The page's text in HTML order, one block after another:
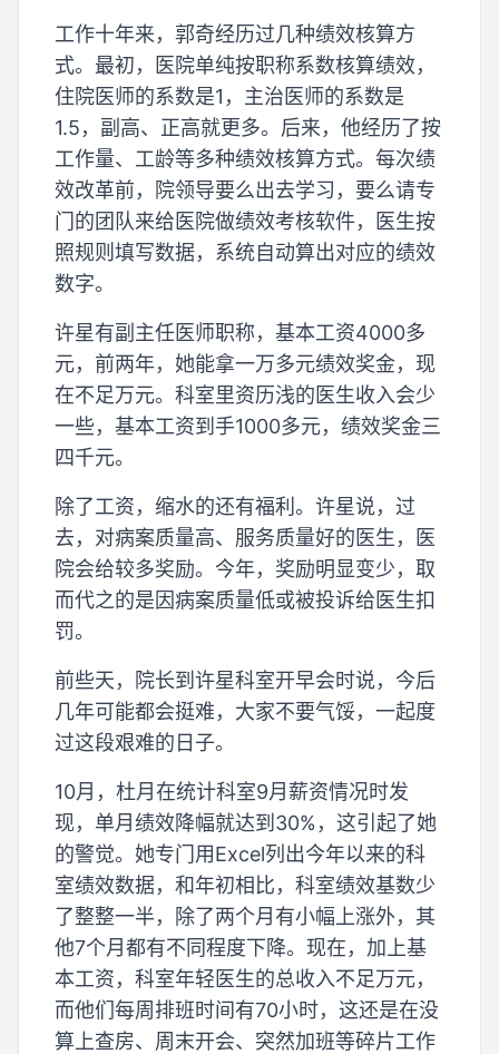
工作十年来，郭奇经历过几种绩效核算方
式。最初，医院单纯按职称系数核算绩效，
住院医师的系数是1，主治医师的系数是
1.5，副高、正高就更多。后来，他经历了按
工作量、工龄等多种绩效核算方式。每次绩
效改革前，院领导要么出去学习，要么请专
门的团队来给医院做绩效考核软件，医生按
照规则填写数据，系统自动算出对应的绩效
数字。
许星有副主任医师职称，基本工资4000多
元，前两年，她能拿一万多元绩效奖金，现
在不足万元。科室里资历浅的医生收入会少
一些，基本工资到手1000多元，绩效奖金三
四千元。
除了工资，缩水的还有福利。许星说，过
去，对病案质量高、服务质量好的医生，医
院会给较多奖励。今年，奖励明显变少，取
而代之的是因病案质量低或被投诉给医生扣
罚。
前些天，院长到许星科室开早会时说，今后
几年可能都会挺难，大家不要气馁，一起度
过这段艰难的日子。
10月，杜月在统计科室9月薪资情况时发
现，单月绩效降幅就达到30%，这引起了她
的警觉。她专门用Excel列出今年以来的科
室绩效数据，和年初相比，科室绩效基数少
了整整一半，除了两个月有小幅上涨外，其
他7个月都有不同程度下降。现在，加上基
本工资，科室年轻医生的总收入不足万元，
而他们每周排班时间有70小时，这还是在没
算上查房、周末开会、突然加班等碎片工作